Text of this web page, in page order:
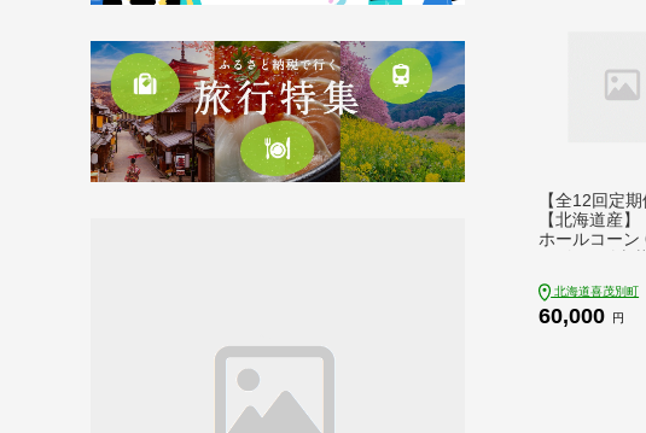
【全12回定期
【北海道産
ホールコーン
コーン コーン
もろこし トウ
北海道喜茂別町
60,000 円